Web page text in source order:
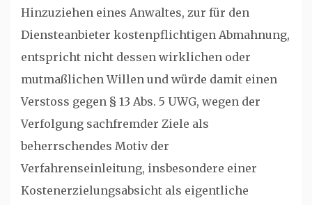
Hinzuziehen eines Anwaltes, zur für den
Diensteanbieter kostenpflichtigen Abmahnung,
entspricht nicht dessen wirklichen oder
mutmaßlichen Willen und würde damit einen
Verstoss gegen § 13 Abs. 5 UWG, wegen der
Verfolgung sachfremder Ziele als
beherrschendes Motiv der
Verfahrenseinleitung, insbesondere einer
Kostenerzielungsabsicht als eigentliche